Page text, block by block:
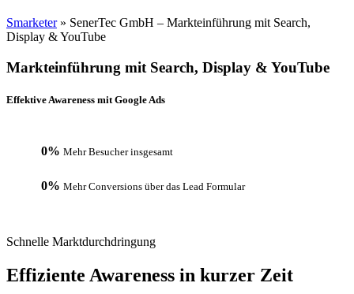
Smarketer» SenerTec GmbH – Markteinführung mit Search,
Display & YouTube
Markteinführung mit Search, Display & YouTube
Effektive Awareness mit Google Ads
0% Mehr Besucher insgesamt
0% Mehr Conversions über das Lead Formular
Schnelle Marktdurchdringung
Effiziente Awareness in kurzer Zeit